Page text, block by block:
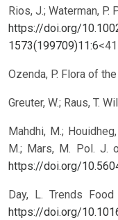
Rios, J.; Waterman,
https://doi.org/
1573(199709)11:6
Ozenda, P. Flora of
Greuter, W.; Raus, T.
Mahdhi, M.;
M.; Mars, M. Pol. J.
https://doi.org/
Day, L. Trends
https://doi.org/